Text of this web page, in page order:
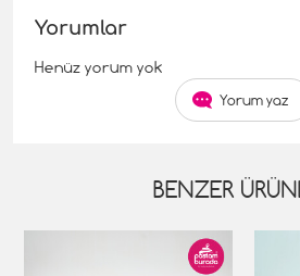
Yorumlar
Henüz yorum yok
Yorum yaz
BENZER